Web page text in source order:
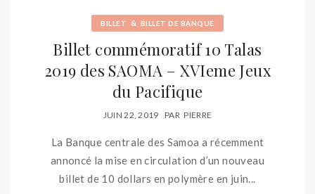
BILLET & BILLET DE BANQUE
Billet commémoratif 10 Talas
2019 des SAOMA – XVIeme Jeux
du Pacifique
JUIN 22, 2019 PAR PIERRE
La Banque centrale des Samoa a récemment
annoncé la mise en circulation d’un nouveau
billet de 10 dollars en polymère en juin...